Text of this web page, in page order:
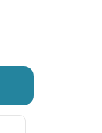
SENZA